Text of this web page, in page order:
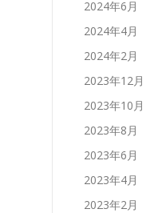
2024年6月
2024年4月
2024年2月
2023年12月
2023年10月
2023年8月
2023年6月
2023年4月
2023年2月